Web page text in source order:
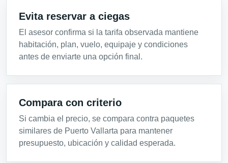
Evita reservar a ciegas
El asesor confirma si la tarifa observada mantiene
habitación, plan, vuelo, equipaje y condiciones
antes de enviarte una opción final.
Compara con criterio
Si cambia el precio, se compara contra paquetes
similares de Puerto Vallarta para mantener
presupuesto, ubicación y calidad esperada.